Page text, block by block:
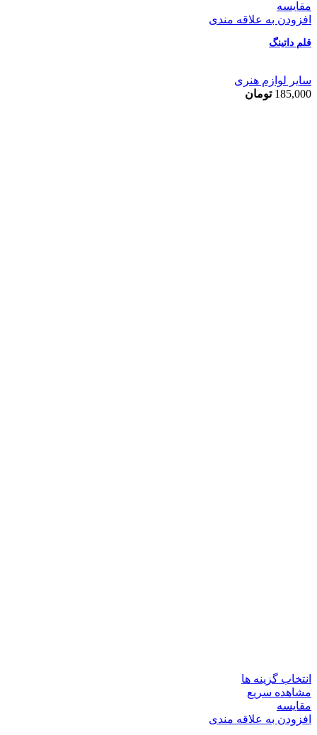
مقایسه
افزودن به علاقه مندی
قلم داتینگ
سایر لوازم هنری
185,000 تومان
انتخاب گزینه ها
مشاهده سریع
مقایسه
افزودن به علاقه مندی